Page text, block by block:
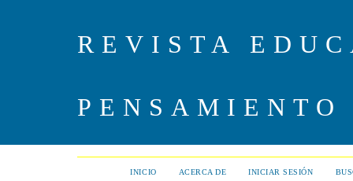
REVISTA
PENSAMIENTO
INICIO ACERCA DE INICIAR SESIÓN